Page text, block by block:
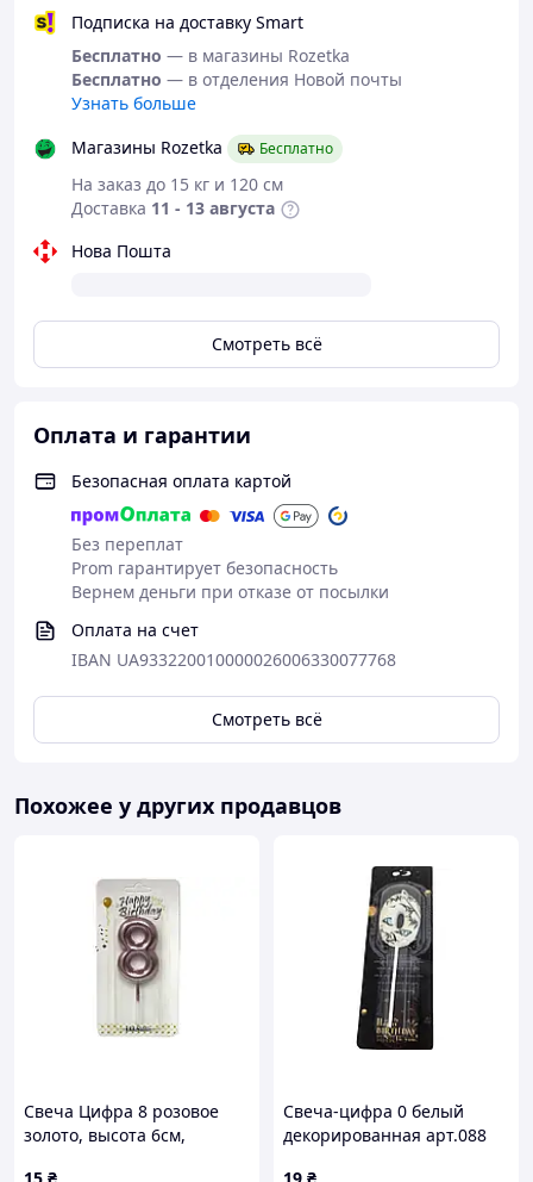
Подписка на доставку Smart
Бесплатно — в магазины Rozetka
Бесплатно — в отделения Новой почты
Узнать больше
Магазины Rozetka
Бесплатно
На заказ до 15 кг и 120 см
Доставка 11 - 13 августа
Нова Пошта
Смотреть всё
Оплата и гарантии
Безопасная оплата картой
Без переплат
Prom гарантирует безопасность
Вернем деньги при отказе от посылки
Оплата на счет
IBAN UA933220010000026006330077768
Смотреть всё
Похожее у других продавцов
Свеча Цифра 8 розовое
золото, высота 6см,
Свеча-цифра 0 белый
декорированная арт.088